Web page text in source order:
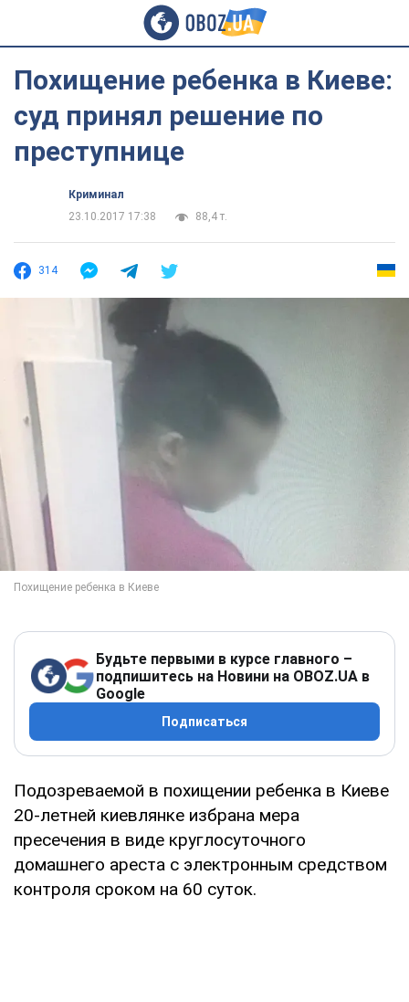
Похищение ребенка в Киеве:
суд принял решение по
преступнице
Криминал
23.10.2017 17:38
88,4 т.
314
Будьте первыми в курсе главного –
подпишитесь на Новини на OBOZ.UA в
Google
Подписаться
Подозреваемой в похищении ребенка в Киеве
20-летней киевлянке избрана мера
пресечения в виде круглосуточного
домашнего ареста с электронным средством
контроля сроком на 60 суток.